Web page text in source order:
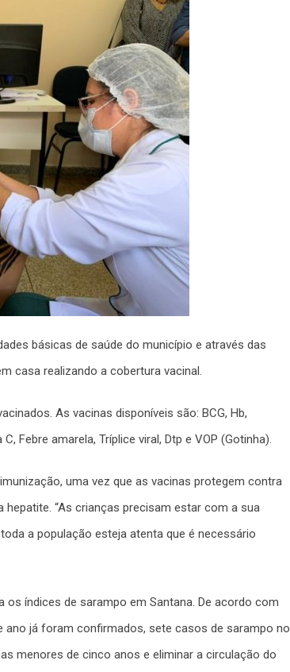
básicas de saúde do município e através das
casa realizando a cobertura vacinal.
As vacinas disponíveis são: BCG, Hb,
Febre amarela, Tríplice viral, Dtp e VOP (Gotinha).
uma vez que as vacinas protegem contra
“As crianças precisam estar com a sua
a população esteja atenta que é necessário
os índices de sarampo em Santana. De acordo com
ano já foram confirmados, sete casos de sarampo no
menores de cinco anos e eliminar a circulação do